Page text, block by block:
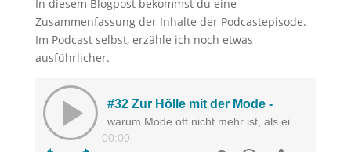
In diesem Blogpost bekommst du eine
Zusammenfassung der Inhalte der Podcastepisode.
Im Podcast selbst, erzähle ich noch etwas
ausführlicher.